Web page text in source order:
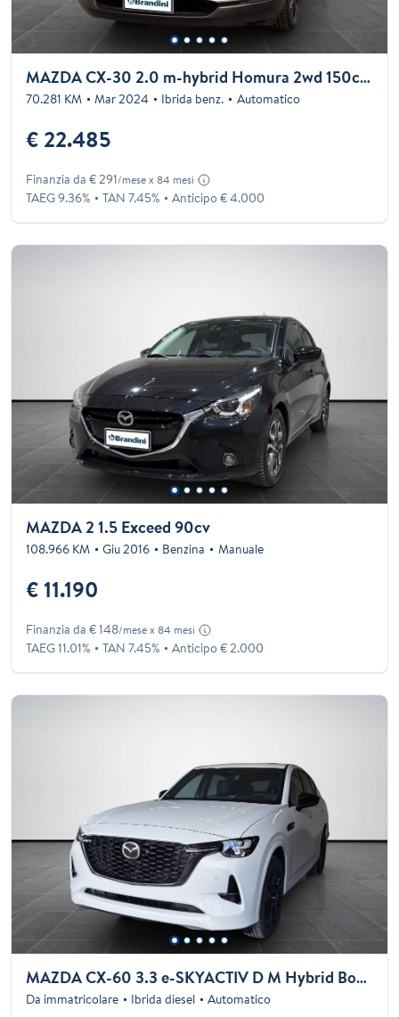
MAZDA CX-30 2.0 m-hybrid Homura 2wd 150cv 6at
70.281 KM Mar 2024 Ibrida benz. Automatico
€ 22.485
Finanzia da € 291/mese x 84 mesi
TAEG 9.36% TAN 7.45% Anticipo € 4.000
MAZDA 2 1.5 Exceed 90cv
108.966 KM Giu 2016 Benzina Manuale
€ 11.190
Finanzia da € 148/mese x 84 mesi
TAEG 11.01% TAN 7.45% Anticipo € 2.000
MAZDA CX-60 3.3 e-SKYACTIV D M Hybrid Boost 48V 249cv Homura Plus AWD
Da immatricolare Ibrida diesel Automatico